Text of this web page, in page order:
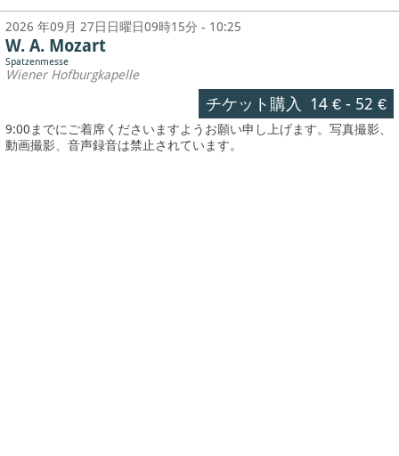
2026 年09月 27日日曜日09時15分 - 10:25
W. A. Mozart
Spatzenmesse
Wiener Hofburgkapelle
チケット購入 14 €- 52 €
9:00までにご着席くださいますようお願い申し上げます。写真撮影、
動画撮影、音声録音は禁止されています。